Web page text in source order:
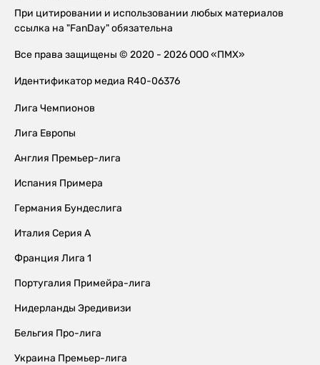
При цитировании и использовании любых материалов
ссылка на "FanDay" обязательна
Все права защищены © 2020 - 2026 ООО «ПМХ»
Идентификатор медиа R40-06376
Лига Чемпионов
Лига Европы
Англия Премьер-лига
Испания Примера
Германия Бундеслига
Италия Серия А
Франция Лига 1
Португалия Примейра-лига
Нидерланды Эредивизи
Бельгия Про-лига
Украина Премьер-лига